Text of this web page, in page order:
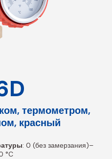
термометром,
красный
: 0 (без замерзания)–
°C